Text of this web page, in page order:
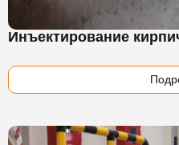
Инъектирование